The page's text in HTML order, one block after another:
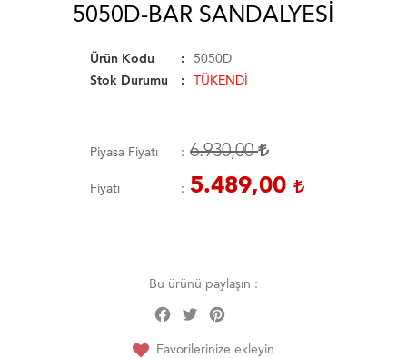
5050D-BAR SANDALYESI
Ürün Kodu
5050D
Stok Durumu
TÜKENDİ
Piyasa Fiyatı 6.930,00
Fiyatı 5.489,00
Bu ürünü paylaşın :
Facebook
Twitter
Favorilerinize ekleyin